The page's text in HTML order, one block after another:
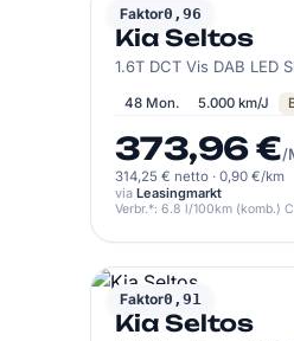
Faktor0,96
KIA
Kia Seltos
1.6T DCT Vis DAB LED
48 Mon. 5.000 km/J
373,96 €/
314,25 € netto · 0,90 €/km
via Leasingmarkt
Verbr.*: 6.8 l/100km (komb.)
Faktor0,91
KIA
Kia Seltos